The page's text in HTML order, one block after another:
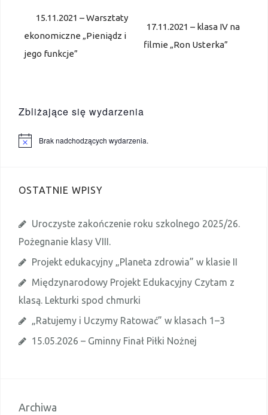
Nawigacja
wpisu
15.11.2021 – Warsztaty
ekonomiczne „Pieniądz i
jego funkcje”
17.11.2021 – klasa IV na
filmie „Ron Usterka”
Zbliżające się wydarzenia
d
e
n
e
Brak nadchodzących wydarzenia.
OSTATNIE WPISY
Uroczyste zakończenie roku szkolnego 2025/26.
Pożegnanie klasy VIII.
Projekt edukacyjny „Planeta zdrowia” w klasie II
Międzynarodowy Projekt Edukacyjny Czytam z
klasą. Lekturki spod chmurki
„Ratujemy i Uczymy Ratować” w klasach 1–3
15.05.2026 – Gminny Finał Piłki Nożnej
Archiwa